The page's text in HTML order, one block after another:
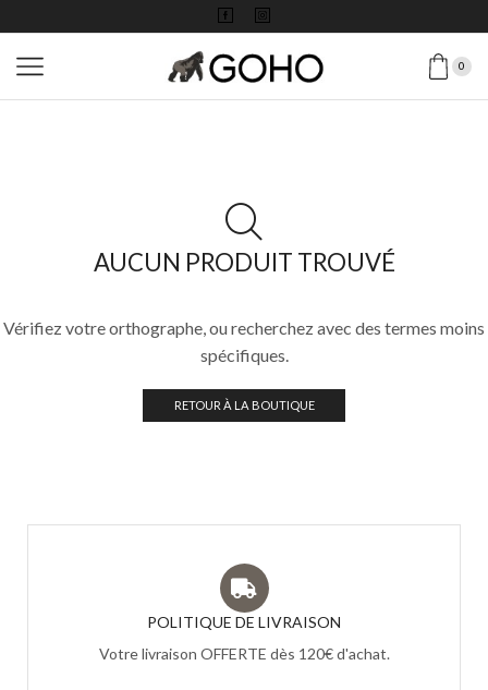
0
AUCUN PRODUIT TROUVÉ
Vérifiez votre orthographe, ou recherchez avec des termes moins
spécifiques.
RETOUR À LA BOUTIQUE
POLITIQUE DE LIVRAISON
Votre livraison OFFERTE dès 120€ d'achat.